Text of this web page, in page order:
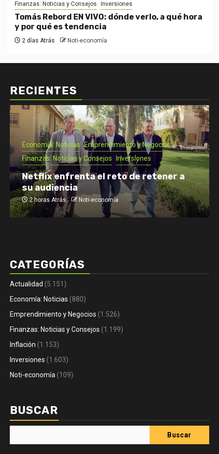
Finanzas: Noticias y Consejos
Inversiones
Tomás Rebord EN VIVO: dónde verlo, a qué hora
y por qué es tendencia
2 días Atrás Noti-economía
RECIENTES
Economía: Noticias Emprendimiento y Negocios
Finanzas: Noticias y Consejos
Inversiones
Netflix enfrenta el reto de retener a
su audiencia
2 horas Atrás Noti-economía
CATEGORÍAS
Actualidad (5.151)
Economía: Noticias (880)
Emprendimiento y Negocios (1.526)
Finanzas: Noticias y Consejos (1.199)
Inflación (1.153)
Inversiones (1.603)
Noti-economía (109)
BUSCAR
Buscar